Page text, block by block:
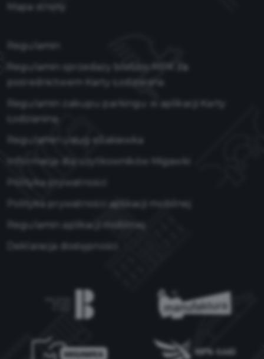
Mapa strony
Regulamin
Regulamin sprzedaży biletów MPK za
pośrednictwem Karty Łodzianina
Regulamin zakupu parkingu w aplikacji Karty
Łodzianina
Regulamin usług eSakiewka
Informacja dla użytkowników Migawki
Polityka prywatności
Polityka prywatności aplikacji mobilnej
Regulamin aplikacji mobilnej
Deklaracja dostępności